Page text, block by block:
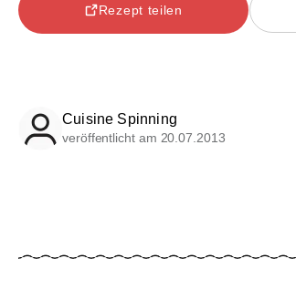
Rezept teilen
Cuisine Spinning
veröffentlicht am 20.07.2013